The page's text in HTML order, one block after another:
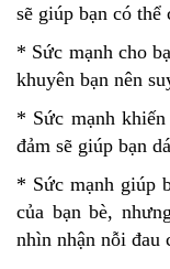
sẽ giúp bạn có thể
* Sức mạnh cho
khuyên bạn nên
* Sức mạnh
đảm sẽ giúp bạn
* Sức mạnh giúp
của bạn bè,
nhìn nhận nỗi đau